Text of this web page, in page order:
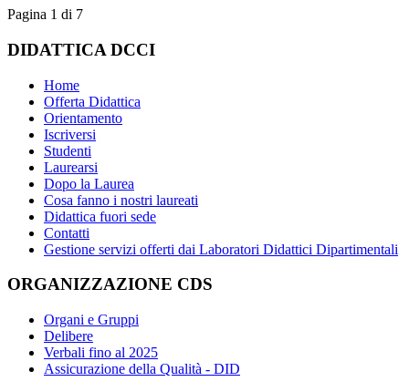
Pagina 1 di 7
DIDATTICA DCCI
Home
Offerta Didattica
Orientamento
Iscriversi
Studenti
Laurearsi
Dopo la Laurea
Cosa fanno i nostri laureati
Didattica fuori sede
Contatti
Gestione servizi offerti dai Laboratori Didattici Dipartimentali
ORGANIZZAZIONE CDS
Organi e Gruppi
Delibere
Verbali fino al 2025
Assicurazione della Qualità - DID